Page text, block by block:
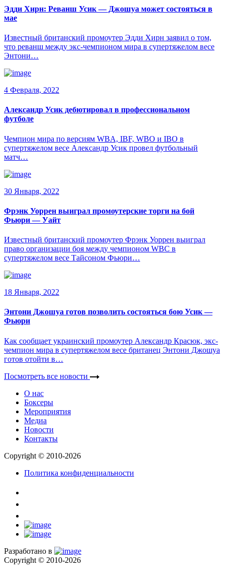
Эдди Хирн: Реванш Усик — Джошуа может состояться в
мае
Известный британский промоутер Эдди Хирн заявил о том,
что реванш между экс-чемпионом мира в супертяжелом весе
Энтони…
4 Февраля, 2022
Александр Усик дебютировал в профессиональном
футболе
Чемпион мира по версиям WBA, IBF, WBO и IBO в
супертяжелом весе Александр Усик провел футбольный
матч…
30 Января, 2022
Фрэнк Уоррен выиграл промоутерские торги на бой
Фьюри — Уайт
Известный британский промоутер Фрэнк Уоррен выиграл
право организации боя между чемпионом WBC в
супертяжелом весе Тайсоном Фьюри…
18 Января, 2022
Энтони Джошуа готов позволить состояться бою Усик —
Фьюри
Как сообщает украинский промоутер Александр Красюк, экс-
чемпион мира в супертяжелом весе британец Энтони Джошуа
готов отойти в…
Посмотреть все новости
О нас
Боксеры
Мероприятия
Медиа
Новости
Контакты
Copyright © 2010-2026
Политика конфиденциальности
Разработано в
Copyright © 2010-2026